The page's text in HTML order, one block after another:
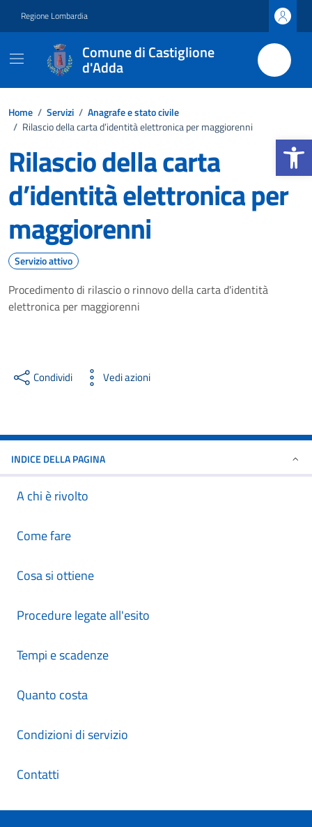
Apri la
Regione Lombardia
Comune di Castiglione
d'Adda
Home / Servizi / Anagrafe e stato civile
/ Rilascio della carta d’identità elettronica per maggiorenni
Rilascio della carta
d’identità elettronica per
maggiorenni
Servizio attivo
Procedimento di rilascio o rinnovo della carta d'identità
elettronica per maggiorenni
Condividi Vedi azioni
INDICE DELLA PAGINA
A chi è rivolto
Come fare
Cosa si ottiene
Procedure legate all'esito
Tempi e scadenze
Quanto costa
Condizioni di servizio
Contatti